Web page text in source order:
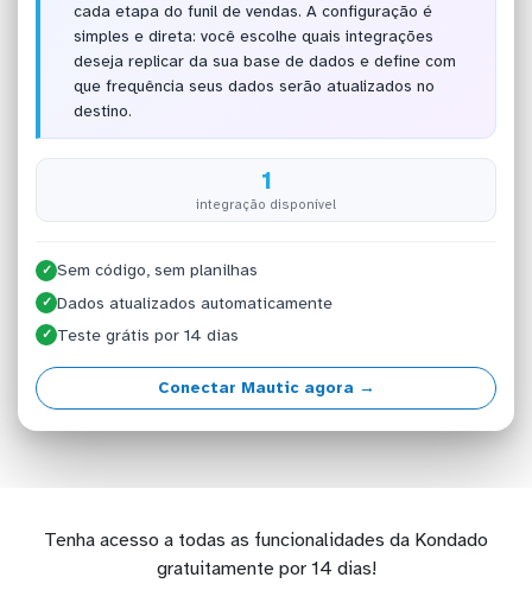
cada etapa do funil de vendas. A configuração é
simples e direta: você escolhe quais integrações
deseja replicar da sua base de dados e define com
que frequência seus dados serão atualizados no
destino.
1
integração disponível
✓ Sem código, sem planilhas
✓ Dados atualizados automaticamente
✓ Teste grátis por 14 dias
Conectar Mautic agora →
Tenha acesso a todas as funcionalidades da Kondado
gratuitamente por 14 dias!